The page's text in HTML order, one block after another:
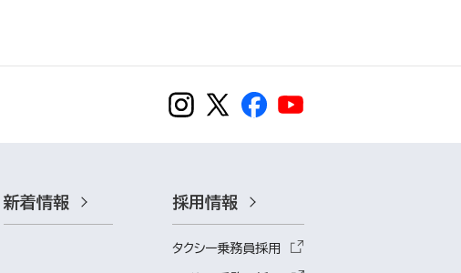
新着情報 採用情報
タクシー乗務員採用